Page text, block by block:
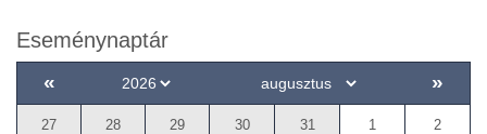
Eseménynaptár
« »
27 28 29 30 31 1 2